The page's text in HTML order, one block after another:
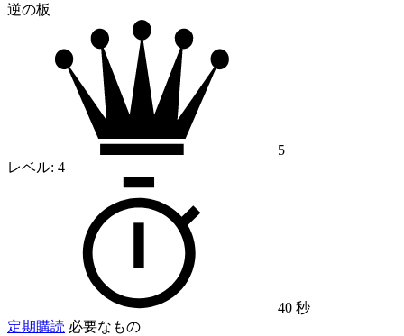
逆の板
5
レベル: 4
40 秒
定期購読 必要なもの